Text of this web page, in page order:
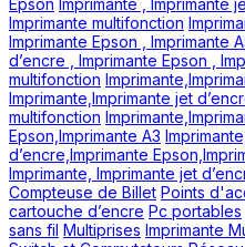
Imprimante multifonction
Imprimante Epson , Imprimante
d’encre , Imprimante Epson ,
multifonction
Imprimante,Imprimante jet
multifonction
Epson,Imprimante A3
d’encre,Imprimante
Imprimante, Imprimante jet
Compteuse de Billet Points
cartouche d’encre Pc portables
sans fil Multiprises Imprimante